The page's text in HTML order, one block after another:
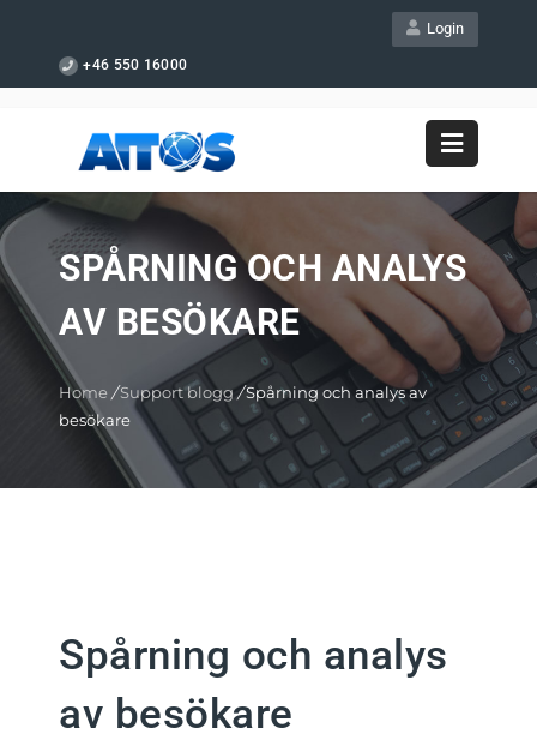
Login
+46 550 16000
SPÅRNING OCH ANALYS
AV BESÖKARE
Home /Support blogg/Spårning och analys av
besökare
Spårning och analys
av besökare